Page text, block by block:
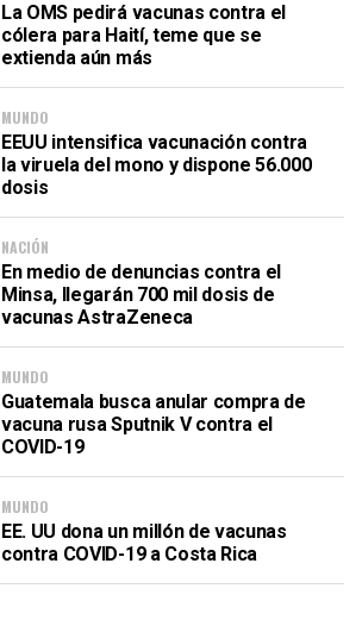
La OMS pedirá vacunas contra el
cólera para Haití, teme que se
extienda aún más
MUNDO
EEUU intensifica vacunación contra
la viruela del mono y dispone 56.000
dosis
NACIÓN
En medio de denuncias contra el
Minsa, llegarán 700 mil dosis de
vacunas AstraZeneca
MUNDO
Guatemala busca anular compra de
vacuna rusa Sputnik V contra el
COVID-19
MUNDO
EE. UU dona un millón de vacunas
contra COVID-19 a Costa Rica